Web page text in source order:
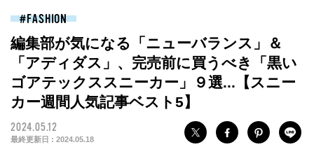
FASHION
編集部が気になる「ニューバランス」＆
「アディダス」、完売前に買うべき「黒い
ゴアテックススニーカー」９選...【スニー
カー週間人気記事ベスト5】
2024.05.12
最終更新日 : 2024.05.18